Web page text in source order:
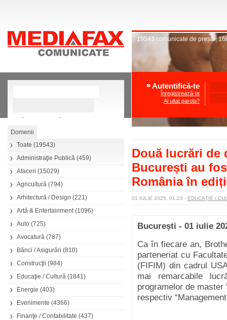
Căutare avansată
Toate (19543)
Administraţie Publică (459)
Afaceri (15029)
Agricultură (794)
Arhitectură / Design (221)
Artă & Entertainment(1096)
Auto (725)
Avocatură (787)
Bănci / Asigurări (810)
Construcţii (984)
Educaţie / Cultură (1841)
Energie (403)
Evenimente (4366)
Finanţe / Contabilitate (437)
19543 comunicate de presă,
Autentifică-te
Înregistrează-te
Ai uitat parola?
Două lucrări de
București au
România în
01 IULIE 2025, 01.23 - EDUCAŢIE /
București - 01 iulie
Ca în fiecare an,
parteneriat cu
(FIFIM) din cadrul
mai remarcabile
programelor de master
respectiv